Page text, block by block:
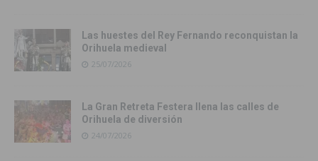
Las huestes del Rey Fernando reconquistan la
Orihuela medieval
25/07/2026
La Gran Retreta Festera llena las calles de
Orihuela de diversión
24/07/2026